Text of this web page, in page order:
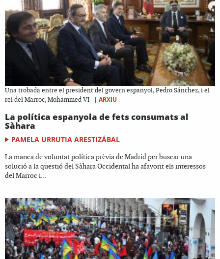
Una trobada entre el president del govern espanyol, Pedro Sánchez, i el
rei del Marroc, Mohammed VI
| ARXIU
La política espanyola de fets consumats al
Sàhara
PAMELA URRUTIA ARESTIZÁBAL
La manca de voluntat política prèvia de Madrid per buscar una
solució a la qüestió del Sàhara Occidental ha afavorit els interessos
del Marroc i...